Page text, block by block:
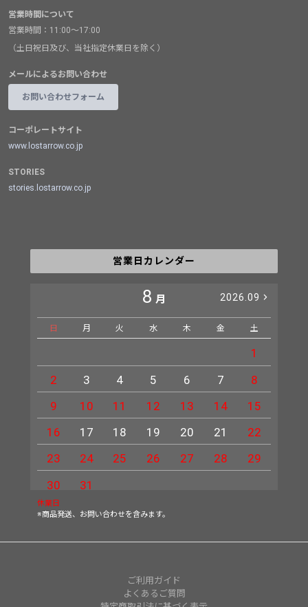
営業時間について
営業時間：11:00～17:00
（土日祝日及び、当社指定休業日を除く）
メールによるお問い合わせ
お問い合わせフォーム
コーポレートサイト
www.lostarrow.co.jp
STORIES
stories.lostarrow.co.jp
営業日カレンダー
8 月 2026.09
日 月 火 水 木 金 土
1
2
3 4 5 6 7
8
9
10 11 12 13 14
15
16
17 18 19 20 21
22
23
24 25 26 27 28
29
30
31
休業日
※商品発送、お問い合わせを含みます。
ご利用ガイド
よくあるご質問